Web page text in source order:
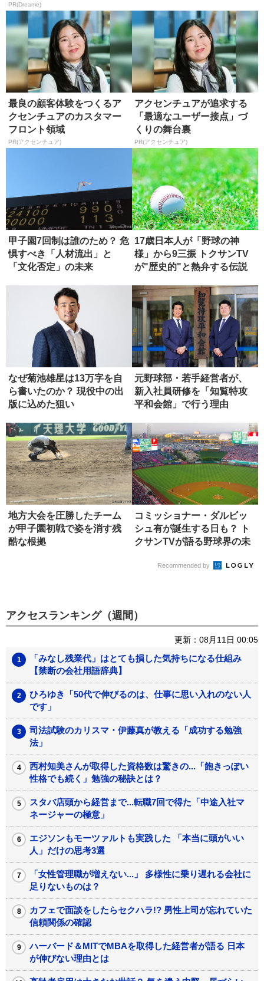
PR(Dreame)
最良の顧客体験をつくるア
クセンチュアのカスタマー
フロント領域
PR(アクセンチュア)
アクセンチュアが追求する
「最適なユーザー接点」づ
くりの舞台裏
PR(アクセンチュア)
甲子園7回制は誰のため？ 危
惧すべき「人材流出」と
「文化否定」の未来
17歳日本人が「野球の神
様」から9三振 トクサンTV
が"歴史的"と熱弁する伝説
なぜ菊池雄星は13万字を自
ら書いたのか？ 現役中の出
版に込めた狙い
元野球部・若手経営者が、
新入社員研修を「知覧特攻
平和会館」で行う理由
地方大会を圧勝したチーム
が甲子園初戦で姿を消す残
酷な根拠
コミッショナー・ダルビッ
シュ有が誕生する日も？ ト
クサンTVが語る野球界の未
Recommended by
アクセスランキング（週間）
更新：08月11日 00:05
「みなし残業代」はとても損した気持ちになる仕組み
【禁断の会社用語辞典】
ひろゆき「50代で伸びるのは、仕事に思い入れのない人
です」
司法試験のカリスマ・伊藤真が教える「成功する勉強
法」
西村知美さんが取得した資格数は驚きの...「飽きっぽい
性格でも続く」勉強の秘訣とは？
スタバ店頭から経営まで...転職7回で得た「中途入社マ
ネージャーの極意」
エジソンもモーツァルトも実践した 「本当に頭がいい
人」だけの思考3選
「女性管理職が増えない...」 多様性に乗り遅れる会社に
足りないものは？
カフェで面談をしたらセクハラ!? 男性上司が忘れていた
信頼関係の確認
ハーバード＆MITでMBAを取得した経営者が語る 日本
が伸びない理由とは